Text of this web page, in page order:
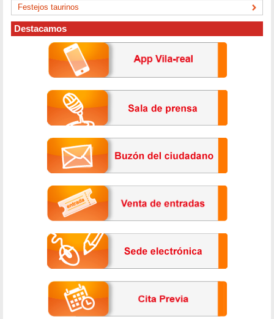
Festejos taurinos
Destacamos